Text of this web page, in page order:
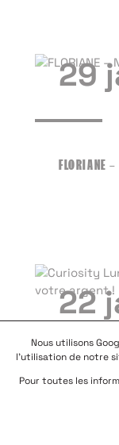
29
FLORIANE
22
Nous utilisons
l'utilisation de notre
Pour toutes les